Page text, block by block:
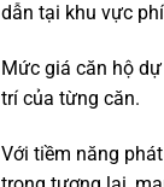
dẫn tại khu vực
Mức giá căn hộ
trí của từng căn.
Với tiềm năng